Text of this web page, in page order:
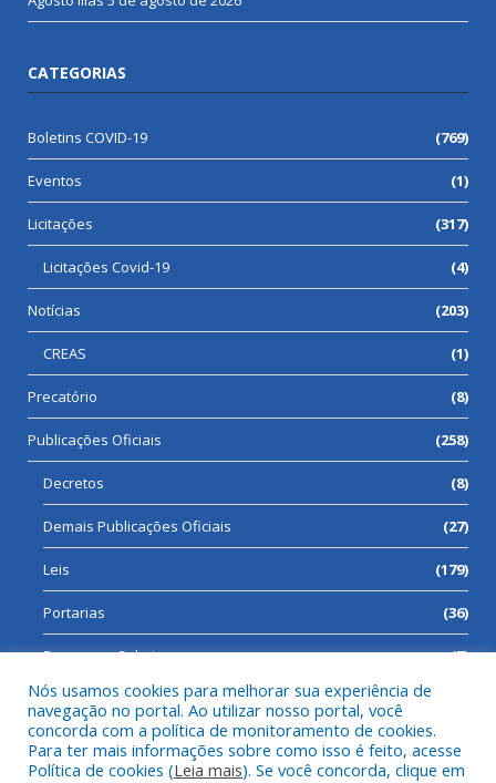
CATEGORIAS
Boletins COVID-19 (769)
Eventos (1)
Licitações (317)
Licitações Covid-19 (4)
Notícias (203)
CREAS (1)
Precatório (8)
Publicações Oficiais (258)
Decretos (8)
Demais Publicações Oficiais (27)
Leis (179)
Portarias (36)
Processos Seletivos (7)
Todos os direitos reservados a Prefeitura Municipal de Cumaru
do Norte.
Nós usamos cookies para melhorar sua experiência de
navegação no portal. Ao utilizar nosso portal, você
concorda com a política de monitoramento de cookies.
Para ter mais informações sobre como isso é feito, acesse
Política de cookies (Leia mais). Se você concorda, clique em